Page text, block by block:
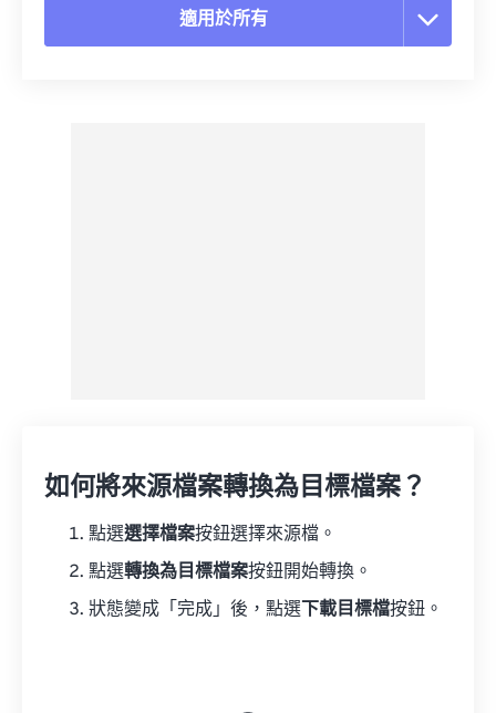
適用於所有
如何將來源檔案轉換為目標檔案？
點選選擇檔案按鈕選擇來源檔。
點選轉換為目標檔案按鈕開始轉換。
狀態變成「完成」後，點選 下載目標檔按鈕。